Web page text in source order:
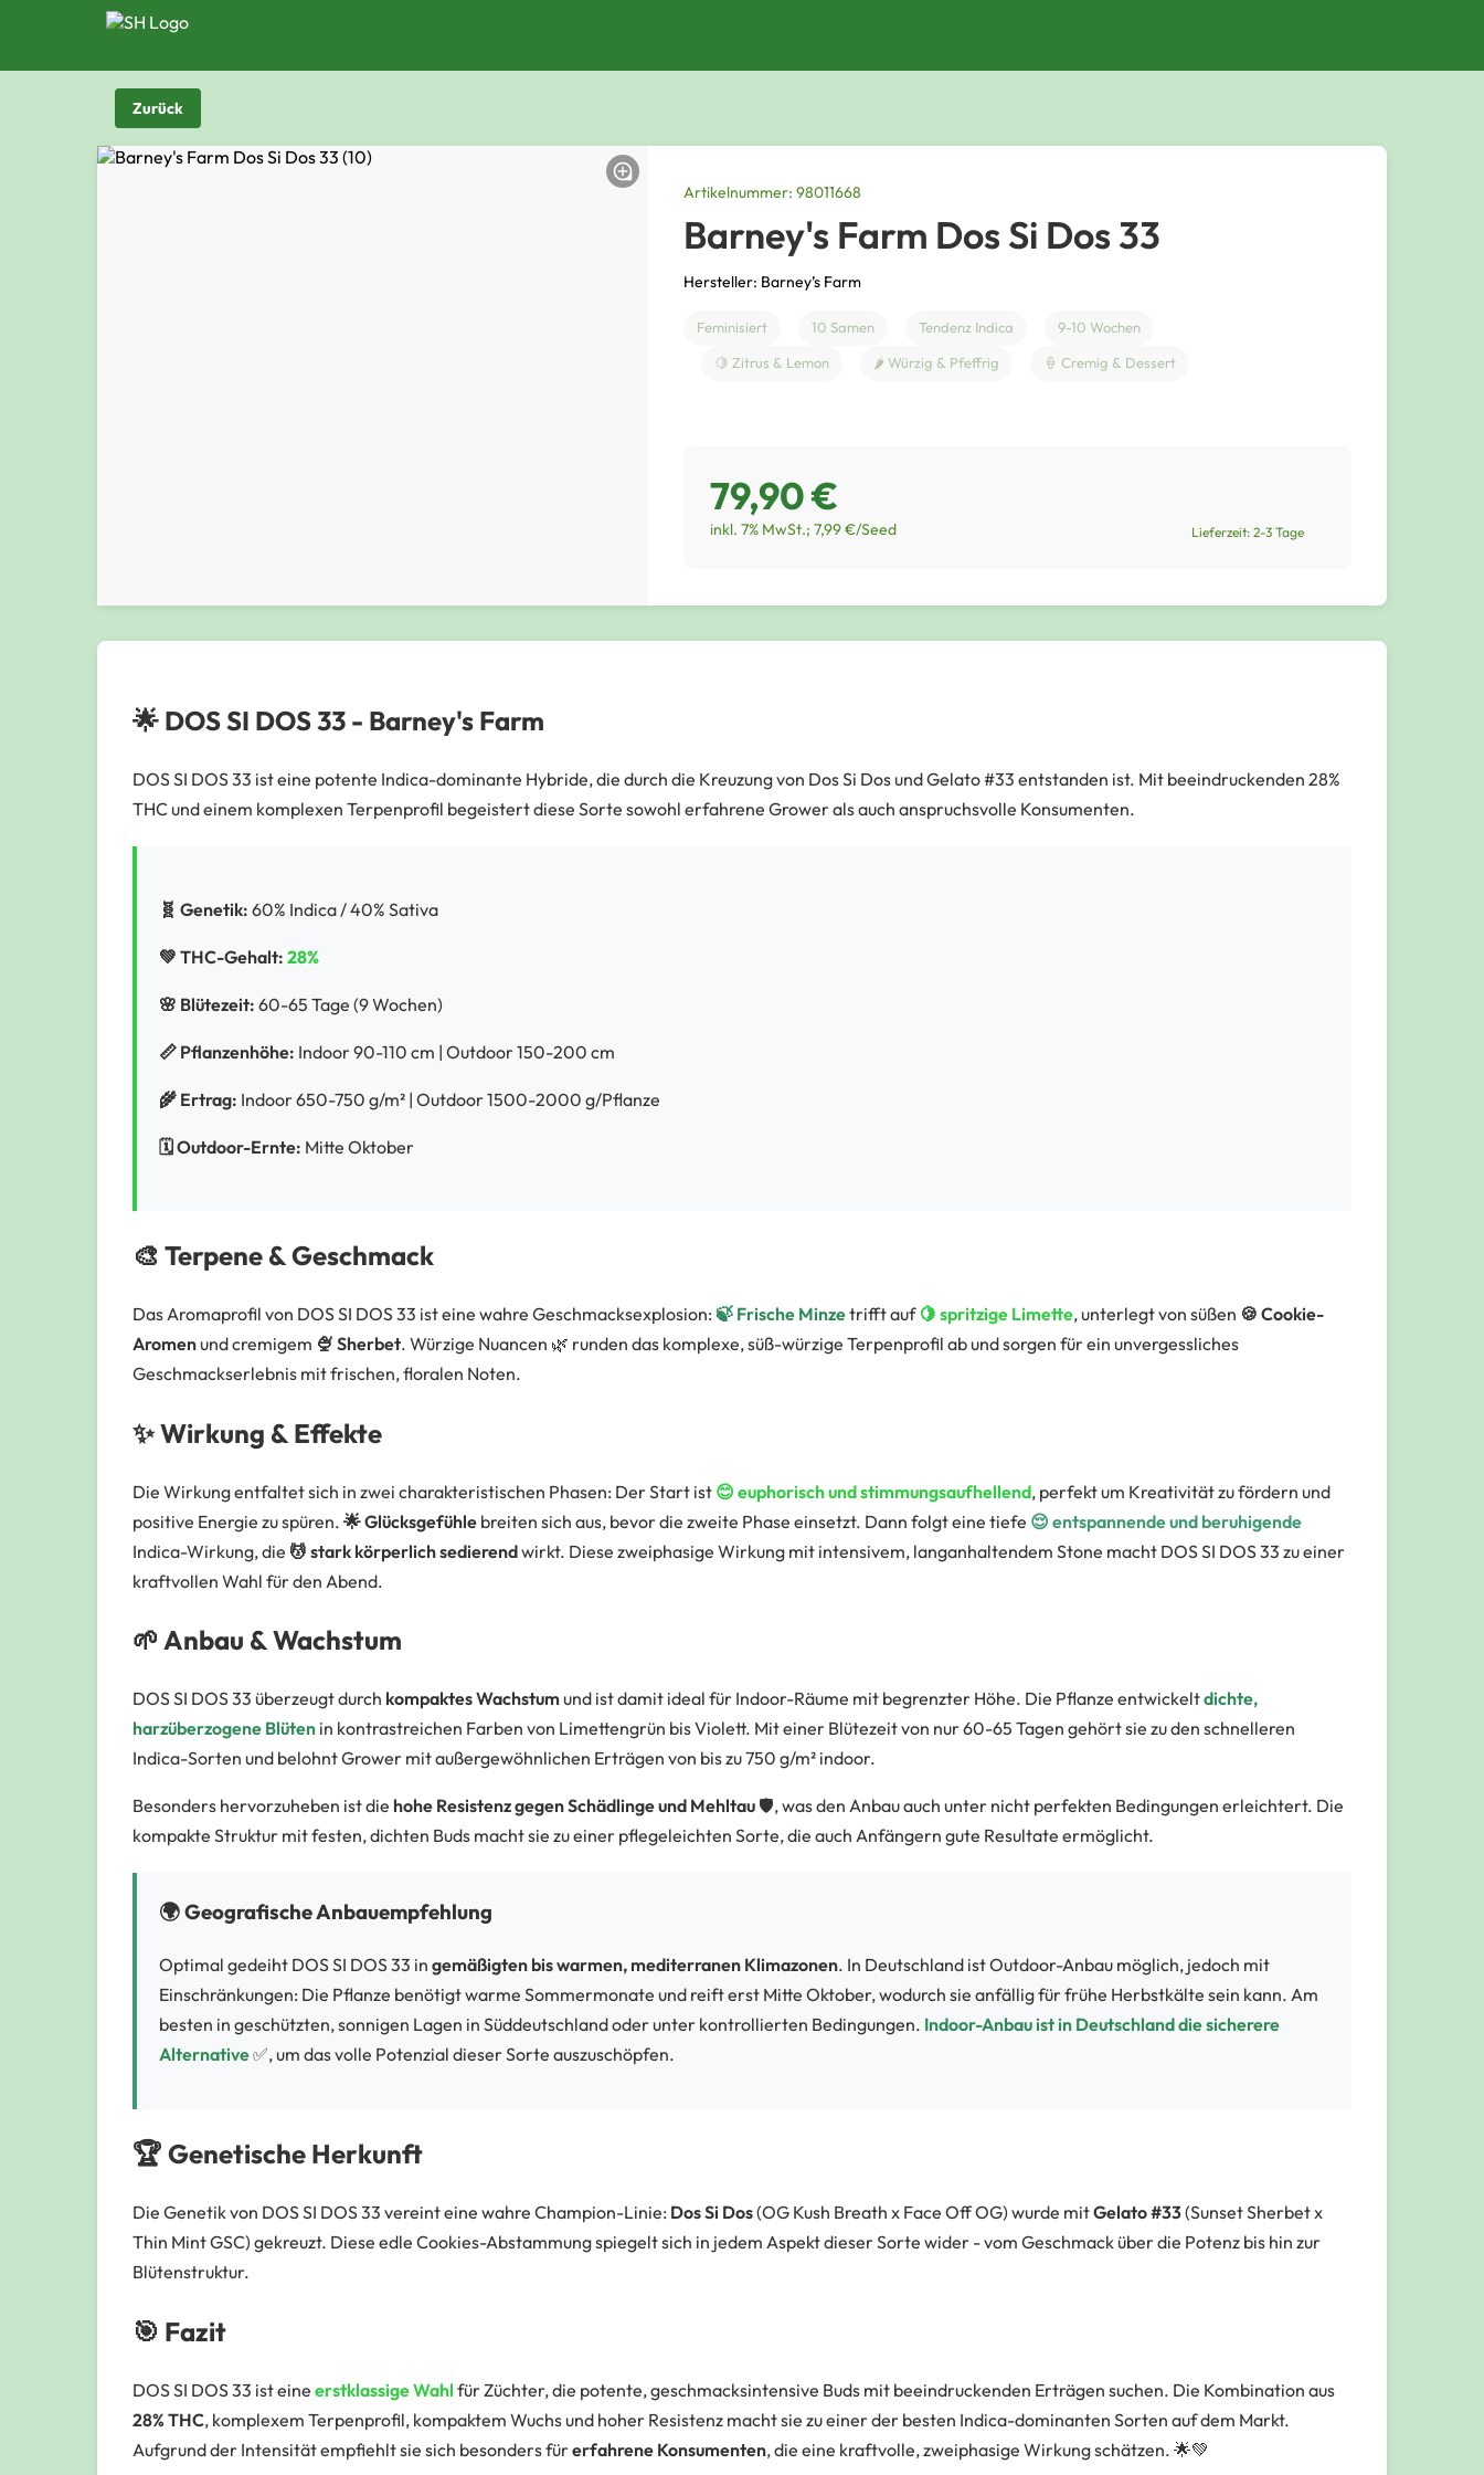
Zurück
Artikelnummer: 98011668
Barney's Farm Dos Si Dos 33
Hersteller: Barney’s Farm
Feminisiert 10 Samen Tendenz Indica
9-10 Wochen
🍋 Zitrus & Lemon
🌶️ Würzig & Pfeffrig 🍦 Cremig & Dessert
79,90 €
inkl. 7% MwSt.; 7,99 €/Seed Lieferzeit: 2-3 Tage
🌟 DOS SI DOS 33 - Barney's Farm
DOS SI DOS 33 ist eine potente Indica-dominante Hybride, die durch die Kreuzung von Dos Si Dos und Gelato #33 entstanden ist. Mit beeindruckenden 28%
THC und einem komplexen Terpenprofil begeistert diese Sorte sowohl erfahrene Grower als auch anspruchsvolle Konsumenten.
🧬 Genetik: 60% Indica / 40% Sativa
💚 THC-Gehalt: 28%
🌸 Blütezeit: 60-65 Tage (9 Wochen)
📏 Pflanzenhöhe: Indoor 90-110 cm | Outdoor 150-200 cm
🌾 Ertrag: Indoor 650-750 g/m² | Outdoor 1500-2000 g/Pflanze
🗓️ Outdoor-Ernte: Mitte Oktober
🎨 Terpene & Geschmack
Das Aromaprofil von DOS SI DOS 33 ist eine wahre Geschmacksexplosion: 🍃 Frische Minzetrifft auf 🍋 spritzige Limette, unterlegt von süßen 🍪 Cookie-
Aromenund cremigem 🍨 Sherbet. Würzige Nuancen 🌿 runden das komplexe, süß-würzige Terpenprofil ab und sorgen für ein unvergessliches
Geschmackserlebnis mit frischen, floralen Noten.
✨ Wirkung & Effekte
Die Wirkung entfaltet sich in zwei charakteristischen Phasen: Der Start ist 😊 euphorisch und stimmungsaufhellend, perfekt um Kreativität zu fördern und
positive Energie zu spüren. 🌟 Glücksgefühle breiten sich aus, bevor die zweite Phase einsetzt. Dann folgt eine tiefe 😌 entspannende und beruhigende
Indica-Wirkung, die 💆 stark körperlich sedierendwirkt. Diese zweiphasige Wirkung mit intensivem, langanhaltendem Stone macht DOS SI DOS 33 zu einer
kraftvollen Wahl für den Abend.
🌱 Anbau & Wachstum
DOS SI DOS 33 überzeugt durch kompaktes Wachstum und ist damit ideal für Indoor-Räume mit begrenzter Höhe. Die Pflanze entwickeltdichte,
harzüberzogene Blüten in kontrastreichen Farben von Limettengrün bis Violett. Mit einer Blütezeit von nur 60-65 Tagen gehört sie zu den schnelleren
Indica-Sorten und belohnt Grower mit außergewöhnlichen Erträgen von bis zu 750 g/m² indoor.
Besonders hervorzuheben ist die hohe Resistenz gegen Schädlinge und Mehltau 🛡️, was den Anbau auch unter nicht perfekten Bedingungen erleichtert. Die
kompakte Struktur mit festen, dichten Buds macht sie zu einer pflegeleichten Sorte, die auch Anfängern gute Resultate ermöglicht.
🌍 Geografische Anbauempfehlung
Optimal gedeiht DOS SI DOS 33 in gemäßigten bis warmen, mediterranen Klimazonen. In Deutschland ist Outdoor-Anbau möglich, jedoch mit
Einschränkungen: Die Pflanze benötigt warme Sommermonate und reift erst Mitte Oktober, wodurch sie anfällig für frühe Herbstkälte sein kann. Am
besten in geschützten, sonnigen Lagen in Süddeutschland oder unter kontrollierten Bedingungen. Indoor-Anbau ist in Deutschland die sicherere
Alternative✅, um das volle Potenzial dieser Sorte auszuschöpfen.
🏆 Genetische Herkunft
Die Genetik von DOS SI DOS 33 vereint eine wahre Champion-Linie: Dos Si Dos(OG Kush Breath x Face Off OG) wurde mitGelato #33(Sunset Sherbet x
Thin Mint GSC) gekreuzt. Diese edle Cookies-Abstammung spiegelt sich in jedem Aspekt dieser Sorte wider - vom Geschmack über die Potenz bis hin zur
Blütenstruktur.
🎯 Fazit
DOS SI DOS 33 ist eine erstklassige Wahl für Züchter, die potente, geschmacksintensive Buds mit beeindruckenden Erträgen suchen. Die Kombination aus
28% THC, komplexem Terpenprofil, kompaktem Wuchs und hoher Resistenz macht sie zu einer der besten Indica-dominanten Sorten auf dem Markt.
Aufgrund der Intensität empfiehlt sie sich besonders fürerfahrene Konsumenten, die eine kraftvolle, zweiphasige Wirkung schätzen. 🌟💚